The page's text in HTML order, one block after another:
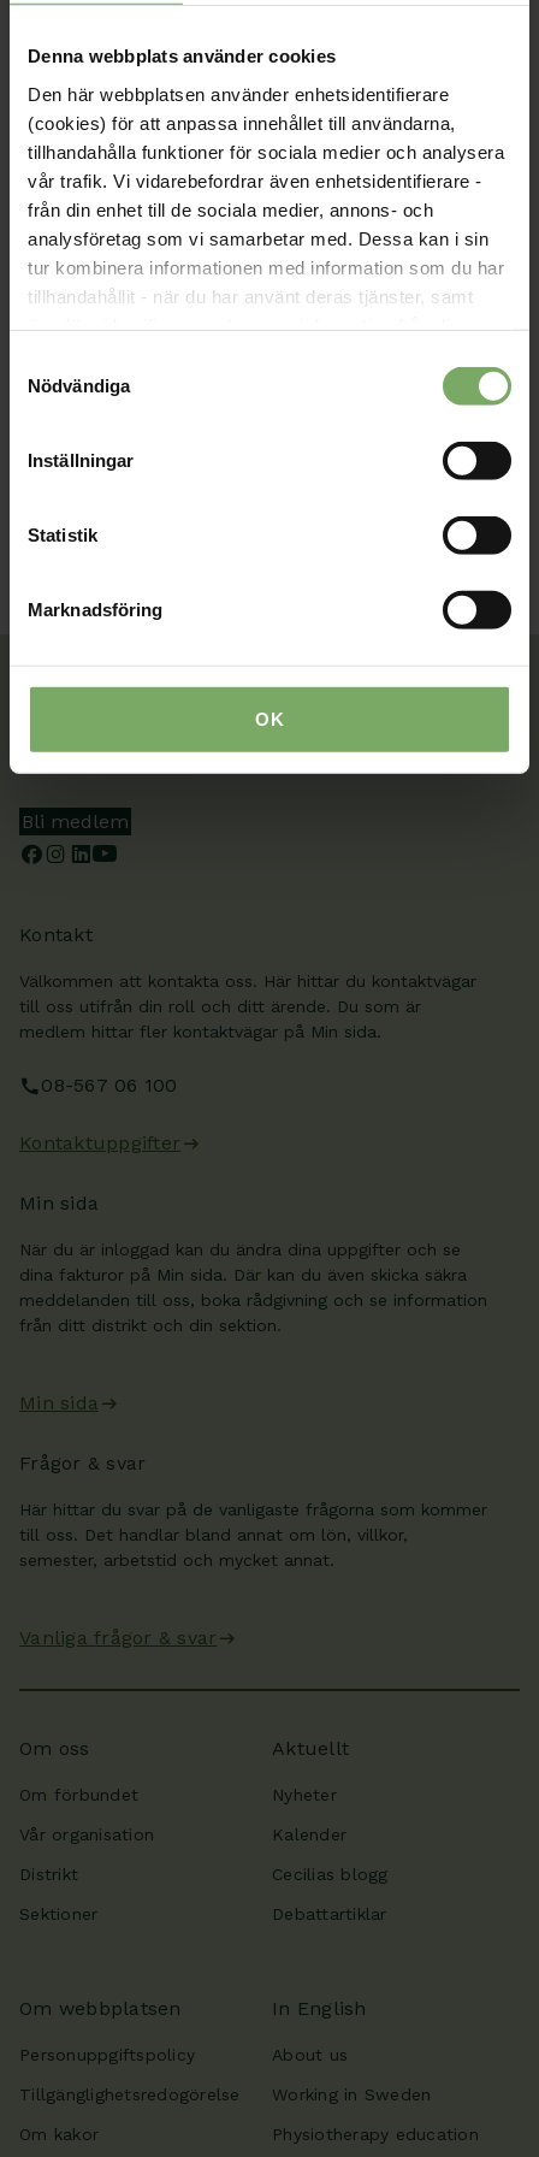
Denna webbplats använder cookies
Den här webbplatsen använder enhetsidentifierare
(cookies) för att anpassa innehållet till användarna,
tillhandahålla funktioner för sociala medier och analysera
vår trafik. Vi vidarebefordrar även enhetsidentifierare -
från din enhet till de sociala medier, annons- och
analysföretag som vi samarbetar med. Dessa kan i sin
tur kombinera informationen med information som du har
tillhandahållit - när du har använt deras tjänster, samt
området. Du godkänner våra cookies vid fortsatt
Nödvändiga
Inställningar
Statistik
Marknadsföring
OK
Datum: 24 februari
Plats: Digitalt
dokument", senast 10 februari.
Bli medlem
Kontakt
Välkommen att kontakta oss. Här hittar du kontaktvägar
till oss utifrån din roll och ditt ärende. Du som är
medlem hittar fler kontaktvägar på Min sida.
08-567 06 100
Kontaktuppgifter
Min sida
När du är inloggad kan du ändra dina uppgifter och se
dina fakturor på Min sida. Där kan du även skicka säkra
meddelanden till oss, boka rådgivning och se information
från ditt distrikt och din sektion.
Min sida
Frågor & svar
Här hittar du svar på de vanligaste frågorna som kommer
till oss. Det handlar bland annat om lön, villkor,
semester, arbetstid och mycket annat.
Vanliga frågor & svar
Om oss
Om förbundet
Vår organisation
Distrikt
Sektioner
Aktuellt
Nyheter
Kalender
Cecilias blogg
Debattartiklar
Om webbplatsen
Personuppgiftspolicy
Tillgänglighetsredogörelse
Om kakor
In English
About us
Working in Sweden
Physiotherapy education